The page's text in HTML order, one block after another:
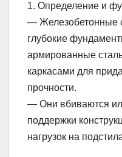
1. Определение и
— Железобетонные
глубокие
армированные
каркасами для
прочности.
— Они вбиваются
поддержки
нагрузок на